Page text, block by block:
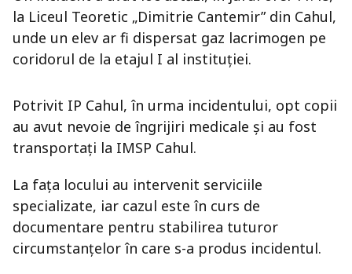
la Liceul Teoretic „Dimitrie Cantemir”din Cahul,
unde un elev ar fi dispersat gaz lacrimogen pe
coridorul de la etajul I al instituției.
Potrivit IP Cahul, în urma incidentului, opt copii
au avut nevoie de îngrijiri medicale și au fost
transportați la IMSP Cahul.
La fața locului au intervenit serviciile
specializate, iar cazul este în curs de
documentare pentru stabilirea tuturor
circumstanțelor în care s-a produs incidentul.